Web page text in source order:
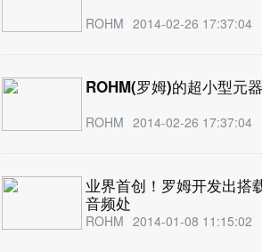
ROHM 2014-02-26 17:37:04
ROHM(罗姆)的超小型元
ROHM 2014-02-26 17:37:04
业界首创！罗姆开发出搭
音频处
ROHM 2014-01-08 11:15:02